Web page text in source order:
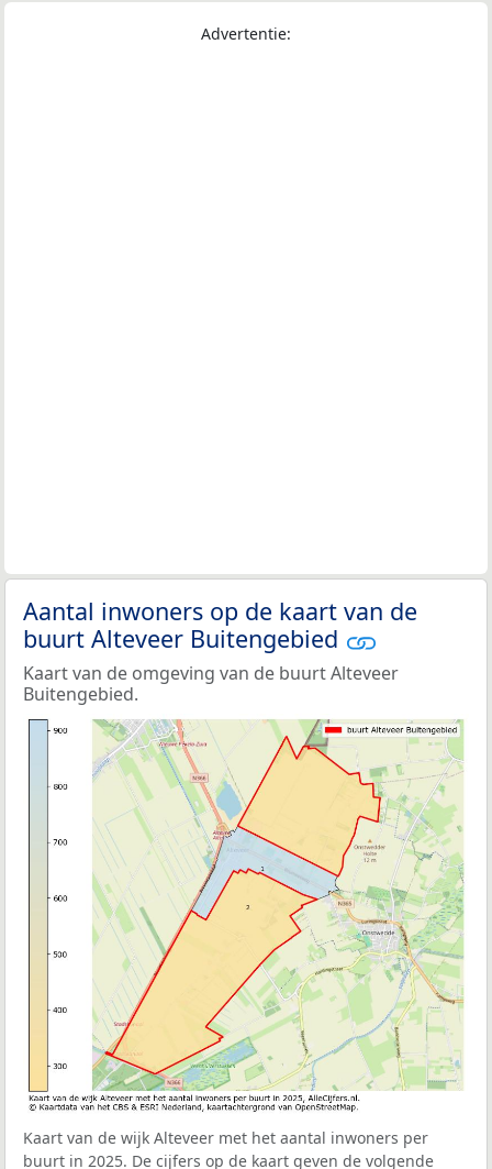
Advertentie:
Aantal inwoners op de kaart van de
buurt Alteveer Buitengebied
Kaart van de omgeving van de buurt Alteveer
Buitengebied.
Kaart van de wijk Alteveer met het aantal inwoners per
buurt in 2025. De cijfers op de kaart geven de volgende